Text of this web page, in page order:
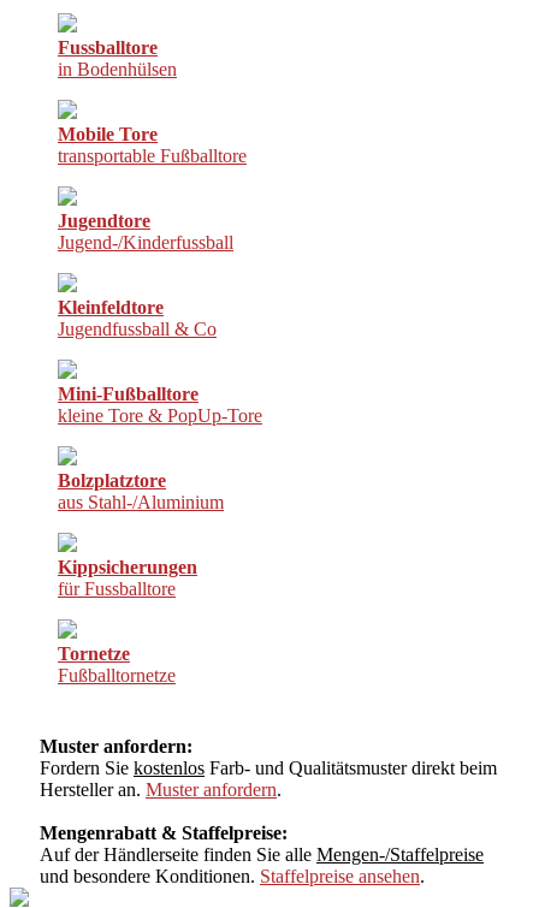
Fussballtore
in Bodenhülsen
Mobile Tore
transportable Fußballtore
Jugendtore
Jugend-/Kinderfussball
Kleinfeldtore
Jugendfussball & Co
Mini-Fußballtore
kleine Tore & PopUp-Tore
Bolzplatztore
aus Stahl-/Aluminium
Kippsicherungen
für Fussballtore
Tornetze
Fußballtornetze
Muster anfordern:
Fordern Sie kostenlos Farb- und Qualitätsmuster direkt beim
Hersteller an. Muster anfordern.
Mengenrabatt & Staffelpreise:
Auf der Händlerseite finden Sie alle Mengen-/Staffelpreise
und besondere Konditionen. Staffelpreise ansehen.